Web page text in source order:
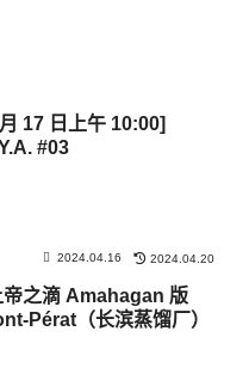
17 日上午 10:00]
#03
2024.04.16 2024.04.20
帝之滴 Amahagan 版
Pérat（长滨蒸馏厂）